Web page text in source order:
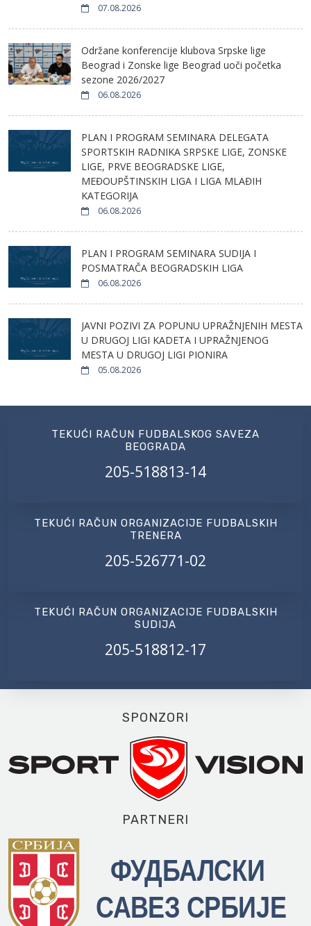
07.08.2026
Održane konferencije klubova Srpske lige
Beograd i Zonske lige Beograd uoči početka
sezone 2026/2027
06.08.2026
PLAN I PROGRAM SEMINARA DELEGATA
SPORTSKIH RADNIKA SRPSKE LIGE, ZONSKE
LIGE, PRVE BEOGRADSKE LIGE,
MEĐOUPŠTINSKIH LIGA I LIGA MLAĐIH
KATEGORIJA
06.08.2026
PLAN I PROGRAM SEMINARA SUDIJA I
POSMATRAČA BEOGRADSKIH LIGA
06.08.2026
JAVNI POZIVI ZA POPUNU UPRAŽNJENIH MESTA
U DRUGOJ LIGI KADETA I UPRAŽNJENOG
MESTA U DRUGOJ LIGI PIONIRA
05.08.2026
TEKUĆI RAČUN FUDBALSKOG SAVEZA
BEOGRADA
205-518813-14
TEKUĆI RAČUN ORGANIZACIJE FUDBALSKIH
TRENERA
205-526771-02
TEKUĆI RAČUN ORGANIZACIJE FUDBALSKIH
SUDIJA
205-518812-17
SPONZORI
PARTNERI